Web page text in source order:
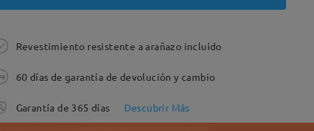
Revestimiento resistente a arañazo incluído
60 días de garantía de devolución y cambio
Garantía de 365 días Descubrir Más